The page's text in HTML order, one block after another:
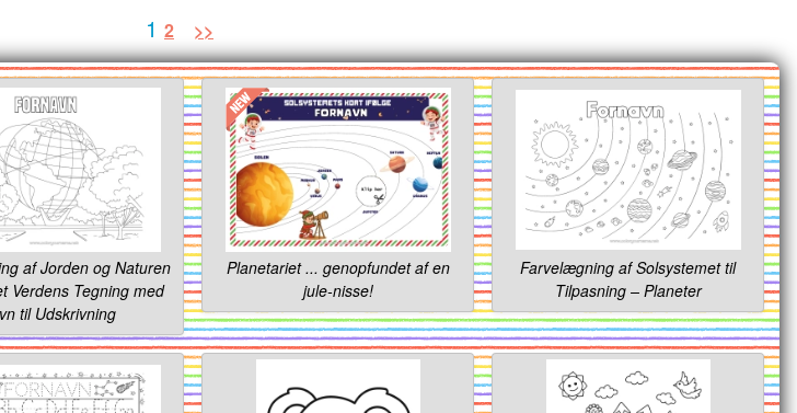
1 2 >>
af Jorden og Naturen
Verdens Tegning med
til Udskrivning
Planetariet ... genopfundet af en
jule-nisse!
Farvelægning af Solsystemet til
Tilpasning – Planeter